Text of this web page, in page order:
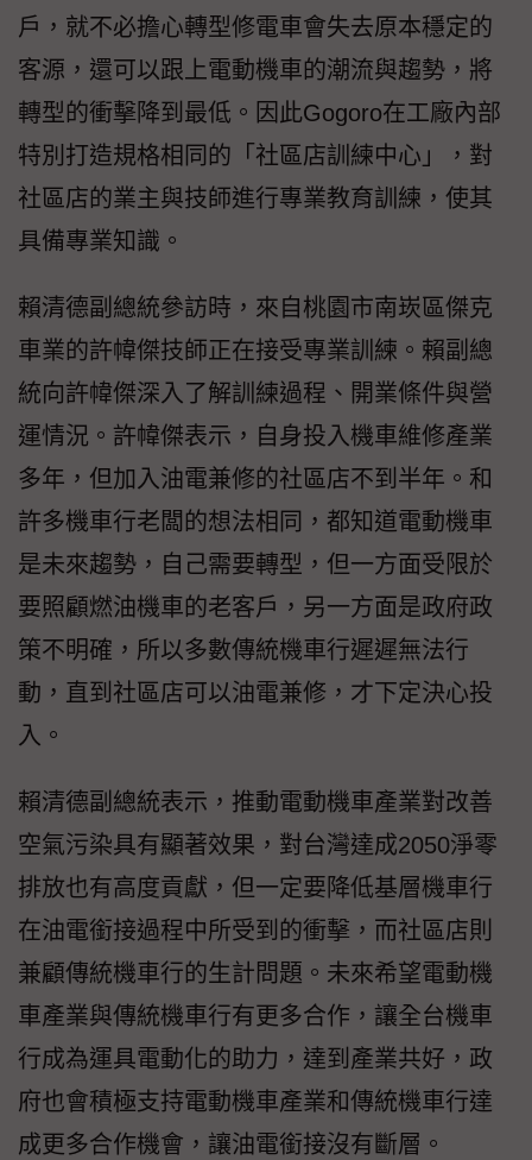
戶，就不必擔心轉型修電車會失去原本穩定的
客源，還可以跟上電動機車的潮流與趨勢，將
轉型的衝擊降到最低。因此Gogoro在工廠內部
特別打造規格相同的「社區店訓練中心」，對
社區店的業主與技師進行專業教育訓練，使其
具備專業知識。
賴清德副總統參訪時，來自桃園市南崁區傑克
車業的許幃傑技師正在接受專業訓練。賴副總
統向許幃傑深入了解訓練過程、開業條件與營
運情況。許幃傑表示，自身投入機車維修產業
多年，但加入油電兼修的社區店不到半年。和
許多機車行老闆的想法相同，都知道電動機車
是未來趨勢，自己需要轉型，但一方面受限於
要照顧燃油機車的老客戶，另一方面是政府政
策不明確，所以多數傳統機車行遲遲無法行
動，直到社區店可以油電兼修，才下定決心投
入。
賴清德副總統表示，推動電動機車產業對改善
空氣污染具有顯著效果，對台灣達成2050淨零
排放也有高度貢獻，但一定要降低基層機車行
在油電銜接過程中所受到的衝擊，而社區店則
兼顧傳統機車行的生計問題。未來希望電動機
車產業與傳統機車行有更多合作，讓全台機車
行成為運具電動化的助力，達到產業共好，政
府也會積極支持電動機車產業和傳統機車行達
成更多合作機會，讓油電銜接沒有斷層。